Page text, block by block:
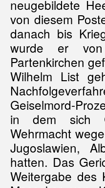
neugebildete
von diesem
danach bis
wurde er von
Partenkirchen
Wilhelm List
Geiselmord-
in dem sich
Wehrmacht
Jugoslawien,
hatten. Das
Weitergabe des